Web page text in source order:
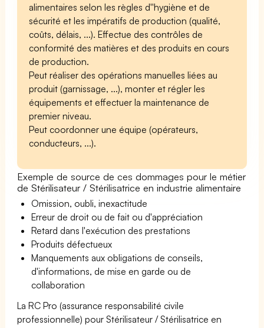
alimentaires selon les règles d''hygiène et de
sécurité et les impératifs de production (qualité,
coûts, délais, ...). Effectue des contrôles de
conformité des matières et des produits en cours
de production.
Peut réaliser des opérations manuelles liées au
produit (garnissage, ...), monter et régler les
équipements et effectuer la maintenance de
premier niveau.
Peut coordonner une équipe (opérateurs,
conducteurs, ...).
Exemple de source de ces dommages pour le métier
de Stérilisateur / Stérilisatrice en industrie alimentaire
Omission, oubli, inexactitude
Erreur de droit ou de fait ou d'appréciation
Retard dans l'exécution des prestations
Produits défectueux
Manquements aux obligations de conseils,
d'informations, de mise en garde ou de
collaboration
La RC Pro (assurance responsabilité civile
professionnelle) pour Stérilisateur / Stérilisatrice en